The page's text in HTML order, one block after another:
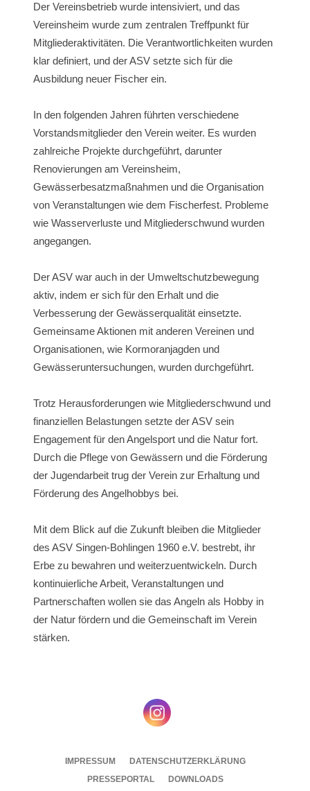
Der Vereinsbetrieb wurde intensiviert, und das
Vereinsheim wurde zum zentralen Treffpunkt für
Mitgliederaktivitäten. Die Verantwortlichkeiten wurden
klar definiert, und der ASV setzte sich für die
Ausbildung neuer Fischer ein.
In den folgenden Jahren führten verschiedene
Vorstandsmitglieder den Verein weiter. Es wurden
zahlreiche Projekte durchgeführt, darunter
Renovierungen am Vereinsheim,
Gewässerbesatzmaßnahmen und die Organisation
von Veranstaltungen wie dem Fischerfest. Probleme
wie Wasserverluste und Mitgliederschwund wurden
angegangen.
Der ASV war auch in der Umweltschutzbewegung
aktiv, indem er sich für den Erhalt und die
Verbesserung der Gewässerqualität einsetzte.
Gemeinsame Aktionen mit anderen Vereinen und
Organisationen, wie Kormoranjagden und
Gewässeruntersuchungen, wurden durchgeführt.
Trotz Herausforderungen wie Mitgliederschwund und
finanziellen Belastungen setzte der ASV sein
Engagement für den Angelsport und die Natur fort.
Durch die Pflege von Gewässern und die Förderung
der Jugendarbeit trug der Verein zur Erhaltung und
Förderung des Angelhobbys bei.
Mit dem Blick auf die Zukunft bleiben die Mitglieder
des ASV Singen-Bohlingen 1960 e.V. bestrebt, ihr
Erbe zu bewahren und weiterzuentwickeln. Durch
kontinuierliche Arbeit, Veranstaltungen und
Partnerschaften wollen sie das Angeln als Hobby in
der Natur fördern und die Gemeinschaft im Verein
stärken.
IMPRESSUM
DATENSCHUTZERKLÄRUNG
PRESSEPORTAL
DOWNLOADS